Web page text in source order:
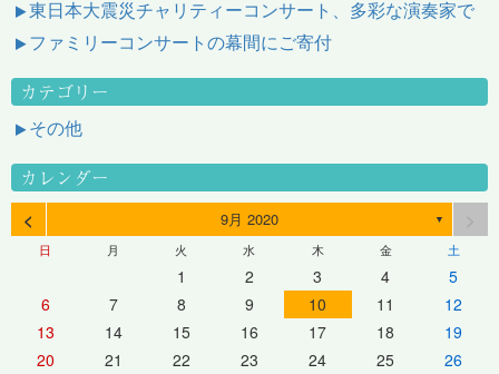
東日本大震災チャリティーコンサート、多彩な演奏家で
ファミリーコンサートの幕間にご寄付
カテゴリー
その他
カレンダー
< 9月 2020 ▼
日 月 火 水 木 金 土
1 2 3 4
5
6
7 8 9 10 11
12
13
14 15 16 17 18
19
20
21 22 23 24 25
26